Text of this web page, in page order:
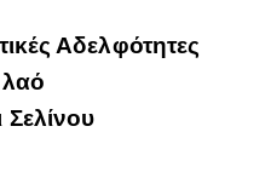
Αδελφότητες
λαό